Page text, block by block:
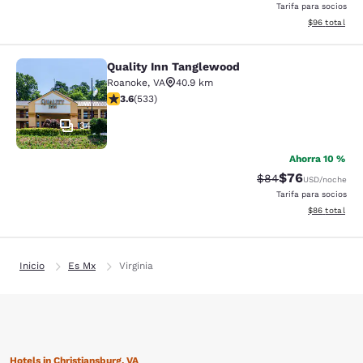
Tarifa para socios
Ver detalles
$96 total
Quality Inn Tanglewood
34
Quality Inn Tanglewood
Roanoke, VA
40.9 km
calificación de 3.65 estrellas. Bueno. 533 reseñas
3.6(533)
Ahorra 10 %
Precio tachado:
$84Precio con
$76USD/noche
Tarifa para socios
Ver detalles
$86 total
Inicio Es Mx Virginia
Hotels in Christiansburg, VA